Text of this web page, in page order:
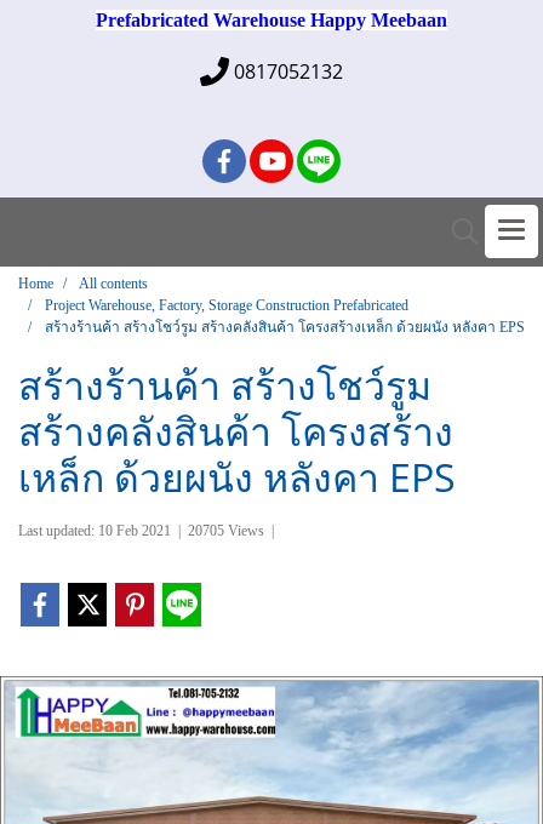
Prefabricated Warehouse Happy Meebaan
0817052132
Home
All contents
Project Warehouse, Factory, Storage Construction Prefabricated
สร้างร้านค้า สร้างโชว์รูม สร้างคลังสินค้า โครงสร้างเหล็ก ด้วยผนัง หลังคา EPS
สร้างร้านค้า สร้างโชว์รูม
สร้างคลังสินค้า โครงสร้าง
เหล็ก ด้วยผนัง หลังคา EPS
Last updated: 10 Feb 2021 20705 Views